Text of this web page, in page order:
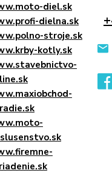
diel.sk
dielna.sk
stroje.sk
kotly.sk